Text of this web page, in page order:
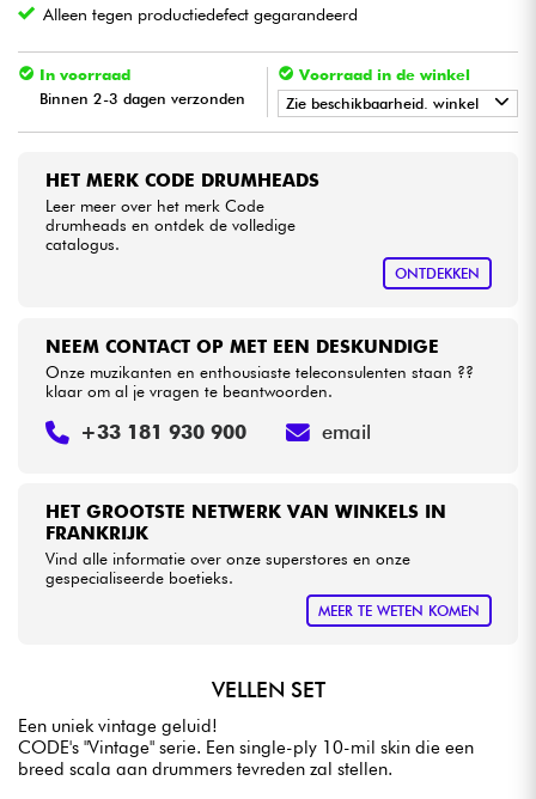
Viool & Quatuor
Kabels & toebehoren
Sets
Alleen tegen productiedefect gegarandeerd
In voorraad
Binnen 2-3 dagen verzonden
Voorraad in de winkel
Zie beschikbaarheid. winkel
HET MERK CODE DRUMHEADS
Leer meer over het merk Code
drumheads en ontdek de volledige
catalogus.
ONTDEKKEN
HET GROOTSTE NETWERK VAN WINKELS IN
FRANKRIJK
Vind alle informatie over onze superstores en onze
gespecialiseerde boetieks.
MEER TE WETEN KOMEN
NEEM CONTACT OP MET EEN DESKUNDIGE
Onze muzikanten en enthousiaste teleconsulenten staan ??
klaar om al je vragen te beantwoorden.
+33 181 930 900 email
VELLEN SET
Een uniek vintage geluid!
CODE's "Vintage" serie. Een single-ply 10-mil skin die een
breed scala aan drummers tevreden zal stellen.